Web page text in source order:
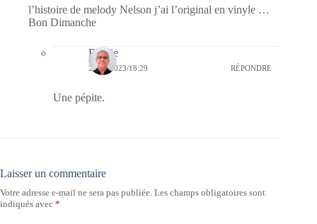
l’histoire de melody Nelson j’ai l’original en vinyle …
Bon Dimanche
Bernie
23/07/2023/18:29 RÉPONDRE
Une pépite.
Laisser un commentaire
Votre adresse e-mail ne sera pas publiée. Les champs obligatoires sont
indiqués avec *